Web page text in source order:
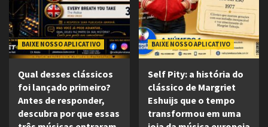
BAIXE NOSSO APLICATIVO
Qual desses clássicos
foi lançado primeiro?
Antes de responder,
descubra por que essas
BAIXE NOSSO APLICATIVO
Self Pity: a história do
clássico de Margriet
Eshuijs que o tempo
transformou em uma